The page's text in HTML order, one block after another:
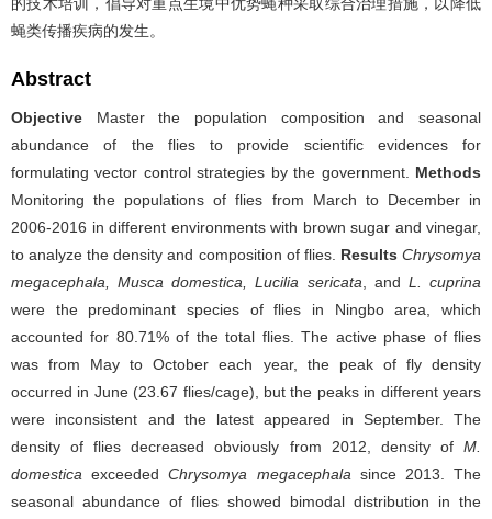
蝇类传播疾病的发生。
Abstract
Objective Master the population composition and seasonal
abundance of the flies to provide scientific evidences for
formulating vector control strategies by the government. Methods
Monitoring the populations of flies from March to December in
2006-2016 in different environments with brown sugar and vinegar,
to analyze the density and composition of flies. Results Chrysomya
megacephala, Musca domestica, Lucilia sericata , and L. cuprina
were the predominant species of flies in Ningbo area, which
accounted for 80.71% of the total flies. The active phase of flies
was from May to October each year, the peak of fly density
occurred in June (23.67 flies/cage), but the peaks in different years
were inconsistent and the latest appeared in September. The
density of flies decreased obviously from 2012, density of M.
domestica exceededChrysomya megacephala since 2013. The
seasonal abundance of flies showed bimodal distribution in the